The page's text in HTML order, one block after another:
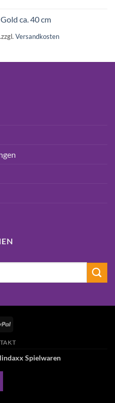
ca. 40 cm
zzgl. Versandkosten
PayPal
lindaxx Spielwaren